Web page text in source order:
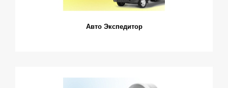
Авто Экспедитор